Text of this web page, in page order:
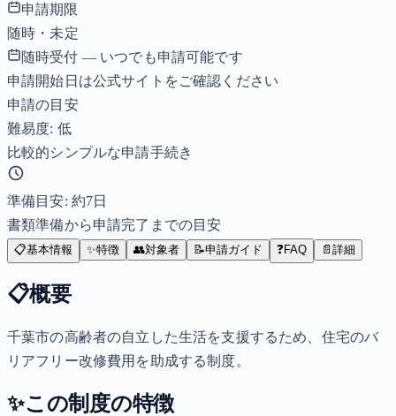
申請期限
随時・未定
随時受付 — いつでも申請可能です
申請開始日は公式サイトをご確認ください
申請の目安
難易度: 低
比較的シンプルな申請手続き
準備目安: 約7日
書類準備から申請完了までの目安
📋基本情報 ✨特徴 👥対象者 📝申請ガイド ❓FAQ 📄 詳細
📋概要
千葉市の高齢者の自立した生活を支援するため、住宅のバ
リアフリー改修費用を助成する制度。
✨この制度の特徴